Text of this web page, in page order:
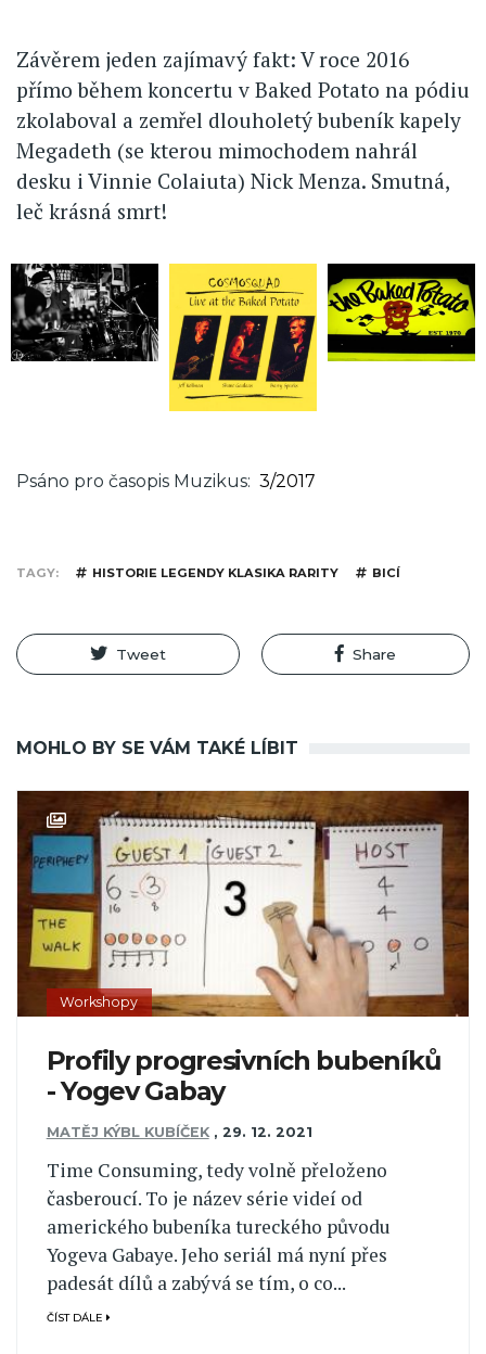
Závěrem jeden zajímavý fakt: V roce 2016
přímo během koncertu v Baked Potato na pódiu
zkolaboval a zemřel dlouholetý bubeník kapely
Megadeth (se kterou mimochodem nahrál
desku i Vinnie Colaiuta) Nick Menza. Smutná,
leč krásná smrt!
Psáno pro časopis Muzikus 3/2017
TAGY HISTORIE LEGENDY KLASIKA RARITY BICÍ
Tweet Share
MOHLO BY SE VÁM TAKÉ LÍBIT
Workshopy
Profily progresivních bubeníků
- Yogev Gabay
MATĚJ KÝBL KUBÍČEK , 29. 12. 2021
Time Consuming, tedy volně přeloženo
časberoucí. To je název série videí od
amerického bubeníka tureckého původu
Yogeva Gabaye. Jeho seriál má nyní přes
padesát dílů a zabývá se tím, o co...
ČÍST DÁLE